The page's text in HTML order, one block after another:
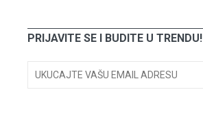
PRIJAVITE SE I BUDITE U TRENDU!